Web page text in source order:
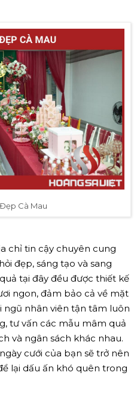
Cà Mau
chỉ tin cậy chuyên cung
đẹp, sáng tạo và sang
tại đây đều được thiết kế
ngon, đảm bảo cả về mặt
nhân viên tận tâm luôn
tư vấn các mẫu mâm quả
và ngân sách khác nhau.
cưới của bạn sẽ trở nên
lại dấu ấn khó quên trong